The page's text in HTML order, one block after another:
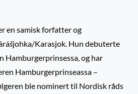
en samisk forfatter og
Karasjok. Hun debuterte
Hamburgerprinsessa, og har
Hamburgerprinseassa –
ble nominert til Nordisk råds